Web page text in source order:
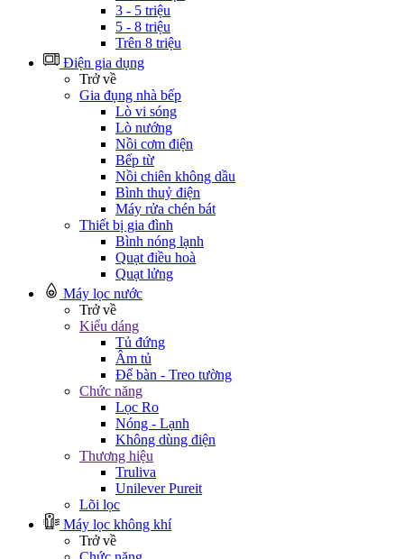
3 - 5 triệu
5 - 8 triệu
Trên 8 triệu
Điện gia dụng
Trở về
Gia đụng nhà bếp
Lò vi sóng
Lò nướng
Nồi cơm điện
Bếp từ
Nồi chiên không dầu
Bình thuỷ điện
Máy rửa chén bát
Thiết bị gia đình
Bình nóng lạnh
Quạt điều hoà
Quạt lửng
Máy lọc nước
Trở về
Kiểu dáng
Tủ đứng
Âm tủ
Để bàn - Treo tường
Chức năng
Lọc Ro
Nóng - Lạnh
Không dùng điện
Thương hiệu
Truliva
Unilever Pureit
Lõi lọc
Máy lọc không khí
Trở về